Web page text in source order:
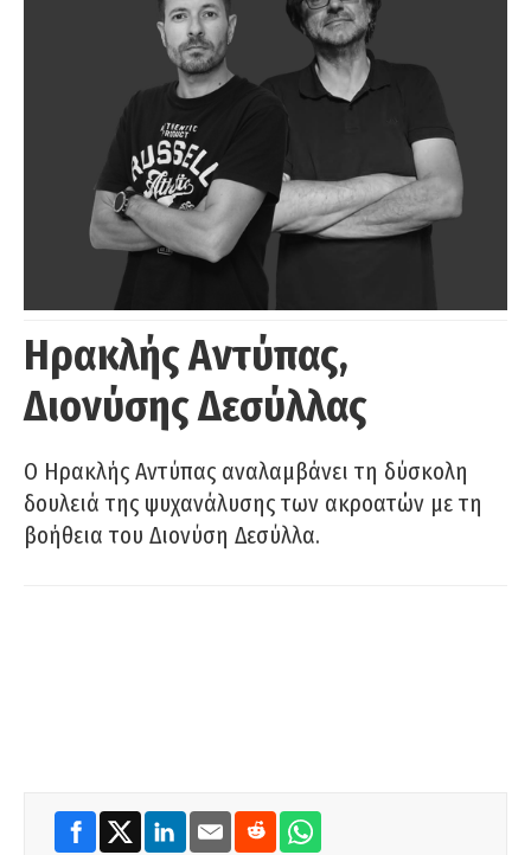
Ηρακλής Αντύπας,
Διονύσης Δεσύλλας
Ο Ηρακλής Αντύπας αναλαμβάνει τη δύσκολη
δουλειά της ψυχανάλυσης των ακροατών με τη
βοήθεια του Διονύση Δεσύλλα.